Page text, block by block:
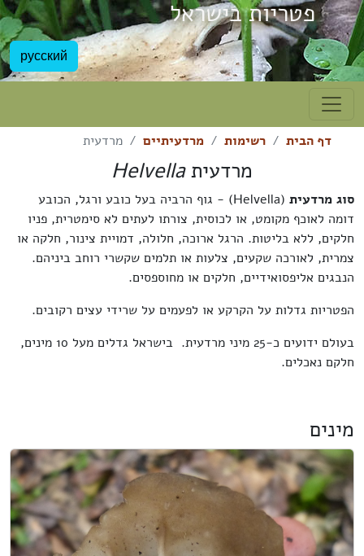
פטריות בישראל
русский
דף הבית רשימות מרדעיתיים מרדעית
מרדעיתHelvella
סוג מרדעית(Helvella) - גוף הרביה
בעל כובע ורגל, הכובע
דומה ל אוכף מקומט, אול כוסית,צורתו לעתים לא סימטרית, פניו
חלקים, ללא בליטות. הרגל ארוכה,חלולה,דמויית צינור, חלקהאו
צמרית, לאורכה שקעים, צלעות או תלמים שקשרי רוחב ביניהם.
הנבגיםאליפסואידיים, חלקיםאו מחוספסים.
הפטריות גדלות על הקרקע או לפעמים על שרידי עצים רקובים.
בעולם ידועים כ-25 מיני מרדעית. בישראל גדלים מעל 10 מינים,
חלקם נאכלים.
מינים